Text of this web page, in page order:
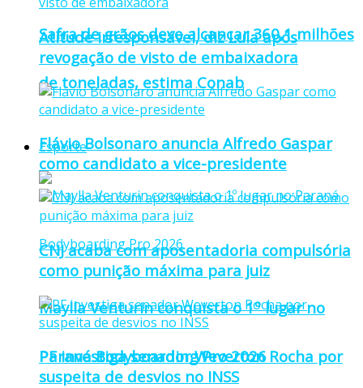
Safra de grãos deve alcançar 360,1 milhões
de toneladas, estima Conab
Esporte
Maylla Venturin conquista o 1º lugar no
Paraná Bodyboarding Pro 2026
Atitude irresponsável, diz Lula após
revogação de visto de embaixadora
Flávio Bolsonaro anuncia Alfredo Gaspar
como candidato a vice-presidente
CNJ acaba com aposentadoria compulsória
como punição máxima para juiz
PF investiga senador Weverton Rocha por
suspeita de desvios no INSS